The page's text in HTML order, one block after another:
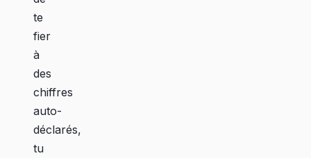
te
fier
à
des
chiffres
auto-
déclarés,
tu